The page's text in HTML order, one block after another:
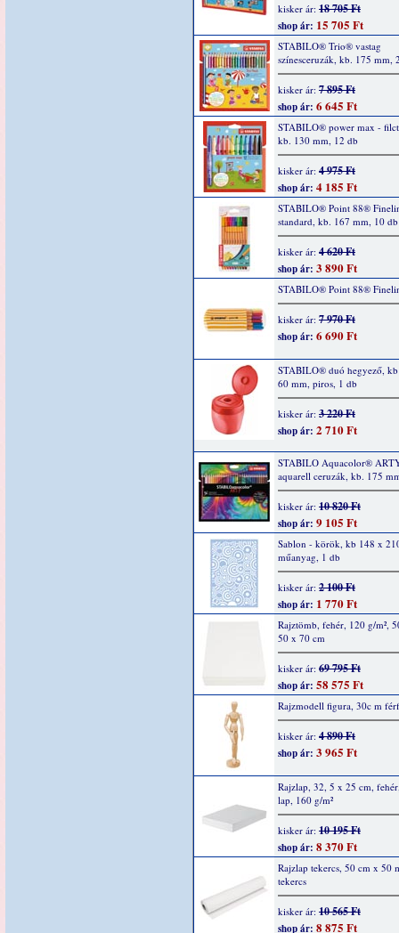
kisker ár: 18 705 Ft
shop ár: 15 705 Ft
STABILO® Trio® vastag
színesceruzák, kb. 175 mm,
kisker ár: 7 895 Ft
shop ár: 6 645 Ft
STABILO® power max -
kb. 130 mm, 12 db
kisker ár: 4 975 Ft
shop ár: 4 185 Ft
STABILO® Point 88®
standard, kb. 167 mm, 10 db
kisker ár: 4 620 Ft
shop ár: 3 890 Ft
STABILO® Point 88®
kisker ár: 7 970 Ft
shop ár: 6 690 Ft
STABILO® duó hegyező,
60 mm, piros, 1 db
kisker ár: 3 220 Ft
shop ár: 2 710 Ft
STABILO Aquacolor®
aquarell ceruzák, kb. 175
kisker ár: 10 820 Ft
shop ár: 9 105 Ft
Sablon - körök, kb 148 x
műanyag, 1 db
kisker ár: 2 100 Ft
shop ár: 1 770 Ft
Rajztömb, fehér, 120 g/m²,
50 x 70 cm
kisker ár: 69 795 Ft
shop ár: 58 575 Ft
Rajzmodell figura, 30c m
kisker ár: 4 890 Ft
shop ár: 3 965 Ft
Rajzlap, 32, 5 x 25 cm,
lap, 160 g/m²
kisker ár: 10 195 Ft
shop ár: 8 370 Ft
Rajzlap tekercs, 50 cm x 50
tekercs
kisker ár: 10 565 Ft
shop ár: 8 875 Ft